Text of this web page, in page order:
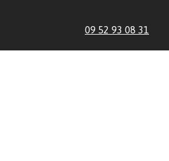
09 52 93 08 31